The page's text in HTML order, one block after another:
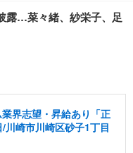
露…菜々緒、紗栄子、足
界志望・昇給あり「正
崎市川崎区砂子1丁目